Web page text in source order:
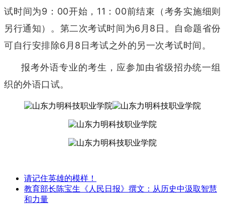
试时间为9：00开始，11：00前结束（考务实施细则
另行通知）。第二次考试时间为6月8日。自命题省份
可自行安排除6月8日考试之外的另一次考试时间。
报考外语专业的考生，应参加由省级招办统一组
织的外语口试。
请记住英雄的模样！
教育部长陈宝生《人民日报》撰文：从历史中汲取智慧
和力量